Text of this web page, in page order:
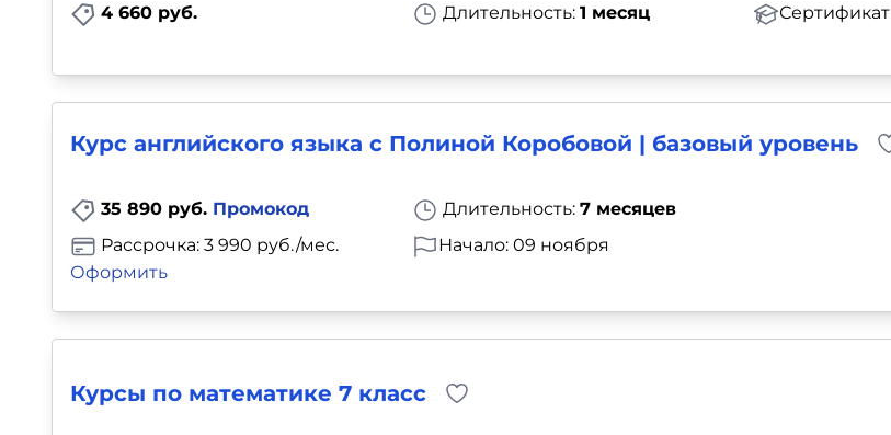
4 660 руб. Длительность: 1 месяц Сертификат
Курс английского языка с Полиной Коробовой | базовый уровень
35 890 руб. Промокод Длительность: 7 месяцев
Рассрочка: 3 990 руб./мес.
Оформить
Начало: 09 ноября
Курсы по математике 7 класс